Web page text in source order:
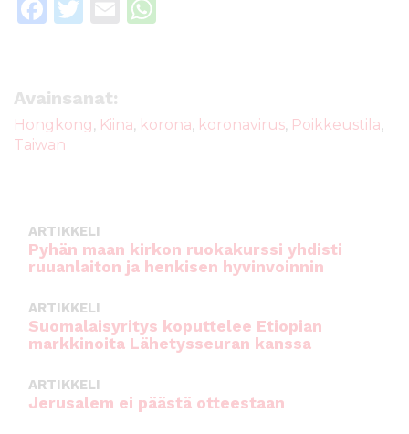
F
e
b
o
T
te
r
E
A
Avainsanat:
Hongkong, Kiina, korona, koronavirus, Poikkeustila,
Taiwan
ARTIKKELI
Pyhän maan kirkon ruokakurssi yhdisti
ruuanlaiton ja henkisen hyvinvoinnin
ARTIKKELI
Suomalaisyritys koputtelee Etiopian
markkinoita Lähetysseuran kanssa
ARTIKKELI
Jerusalem ei päästä otteestaan